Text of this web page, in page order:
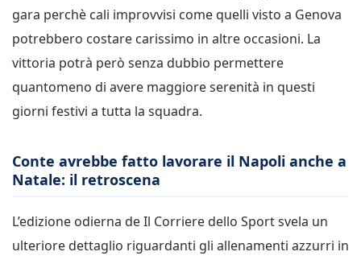
gara perchè cali improvvisi come quelli visto a Genova
potrebbero costare carissimo in altre occasioni. La
vittoria potrà però senza dubbio permettere
quantomeno di avere maggiore serenità in questi
giorni festivi a tutta la squadra.
Conte avrebbe fatto lavorare il Napoli anche a
Natale: il retroscena
L’edizione odierna de Il Corriere dello Sport svela un
ulteriore dettaglio riguardanti gli allenamenti azzurri in